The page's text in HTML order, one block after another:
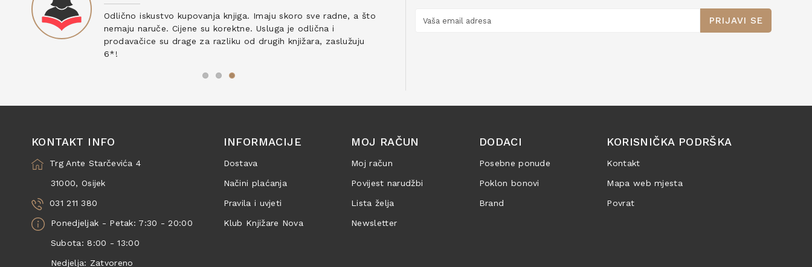
Odlično iskustvo kupovanja knjiga. Imaju skoro sve radne, a što
nemaju naruče. Cijene su korektne. Usluga je odlična i
prodavačice su drage za razliku od drugih knjižara, zaslužuju
6*!
PRIJAVI SE
KONTAKT INFO
Trg Ante Starčevića 4
31000, Osijek
031 211 380
Ponedjeljak - Petak: 7:30 - 20:00
Subota: 8:00 - 13:00
Nedjelja: Zatvoreno
INFORMACIJE
Dostava
Načini plaćanja
Pravila i uvjeti
Klub Knjižare Nova
MOJ RAČUN
Moj račun
Povijest narudžbi
Lista želja
Newsletter
DODACI
Posebne ponude
Poklon bonovi
Brand
KORISNIČKA PODRŠKA
Kontakt
Mapa web mjesta
Povrat